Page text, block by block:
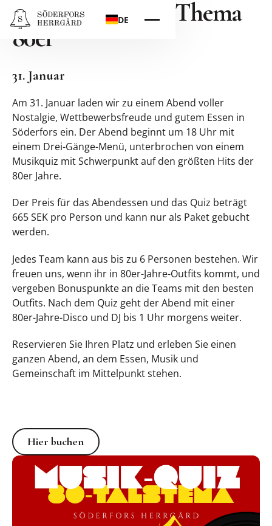
DE
Musik-Quiz zum Thema
80er
31. Januar
Am 31. Januar laden wir zu einem Abend voller
Nostalgie, Wettbewerbsfreude und gutem Essen in
Söderfors ein. Der Abend beginnt um 18 Uhr mit
einem Drei-Gänge-Menü, unterbrochen von einem
Musikquiz mit Schwerpunkt auf den größten Hits der
80er Jahre.
Der Preis für das Abendessen und das Quiz beträgt
665 SEK pro Person und kann nur als Paket gebucht
werden.
Jedes Team kann aus bis zu 6 Personen bestehen. Wir
freuen uns, wenn ihr in 80er-Jahre-Outfits kommt, und
vergeben Bonuspunkte an die Teams mit den besten
Outfits. Nach dem Quiz geht der Abend mit einer
80er-Jahre-Disco und DJ bis 1 Uhr morgens weiter.
Reservieren Sie Ihren Platz und erleben Sie einen
ganzen Abend, an dem Essen, Musik und
Gemeinschaft im Mittelpunkt stehen.
Hier buchen
Hier buchen